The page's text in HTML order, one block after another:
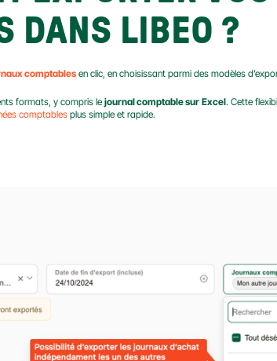
DANS LIBEO ?
comptables en clic, en choisissant parmi des modèles
formats, y compris le journal comptable sur Excel. Cette
comptables plus simple et rapide.